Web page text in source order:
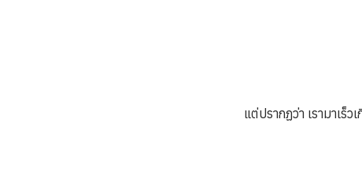
แต่ปรากฏว่า เรามาเร็ว